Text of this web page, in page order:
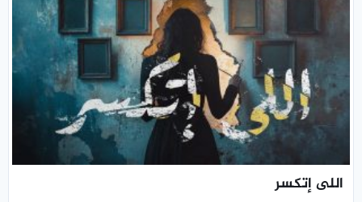
اللى إتكسر